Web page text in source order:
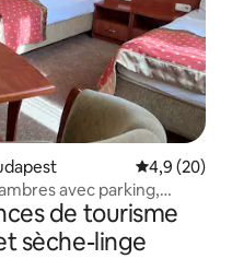
Évaluation
4,9 (20)
avec parking,
de tourisme
sèche-linge